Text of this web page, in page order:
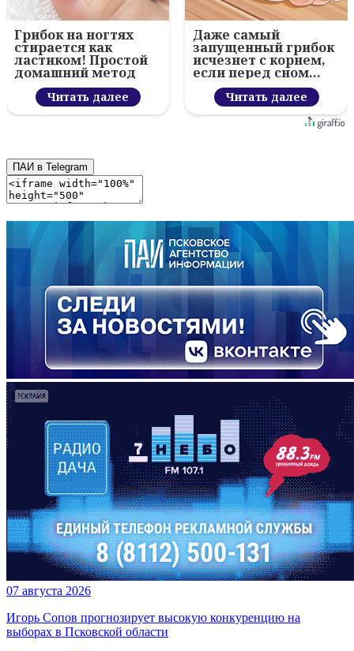
Грибок на ногтях
стирается как
ластиком! Простой
домашний метод
Читать далее
Даже самый
запущенный грибок
исчезнет с корнем,
если перед сном…
Читать далее
ПАИ в Telegram
07 августа 2026
Игорь Сопов прогнозирует высокую конкуренцию на
выборах в Псковской области